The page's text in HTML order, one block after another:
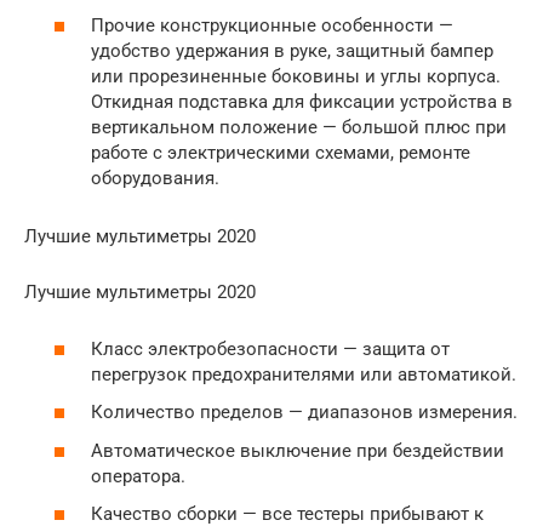
Прочие конструкционные особенности —
удобство удержания в руке, защитный бампер
или прорезиненные боковины и углы корпуса.
Откидная подставка для фиксации устройства в
вертикальном положение — большой плюс при
работе с электрическими схемами, ремонте
оборудования.
Лучшие мультиметры 2020
Лучшие мультиметры 2020
Класс электробезопасности — защита от
перегрузок предохранителями или автоматикой.
Количество пределов — диапазонов измерения.
Автоматическое выключение при бездействии
оператора.
Качество сборки — все тестеры прибывают к